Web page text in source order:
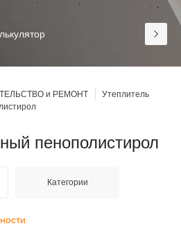
и РЕМОНТ
Утеплитель
пенополистирол
Категории